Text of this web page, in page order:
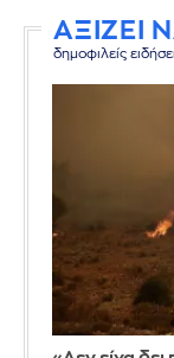
ΑΞΙΖΕΙ
δημοφιλείς